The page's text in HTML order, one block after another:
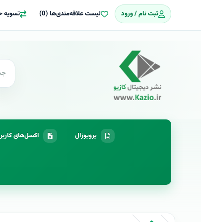
ثبت نام / ورود لیست علاقه‌مندی‌ها (0)
پروپوزال اکسل‌های